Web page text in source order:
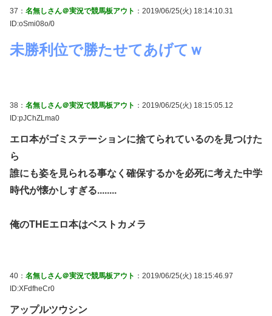
37： 名無しさん＠実況で競馬板アウト ：2019/06/25(火) 18:14:10.31
ID:oSmi08o/0
未勝利位で勝たせてあげてｗ
38： 名無しさん＠実況で競馬板アウト ：2019/06/25(火) 18:15:05.12
ID:pJChZLma0
エロ本がゴミステーションに捨てられているのを見つけた
ら
誰にも姿を見られる事なく確保するかを必死に考えた中学
時代が懐かしすぎる........
俺のTHEエロ本はベストカメラ
40： 名無しさん＠実況で競馬板アウト ：2019/06/25(火) 18:15:46.97
ID:XFdfheCr0
アップルツウシン